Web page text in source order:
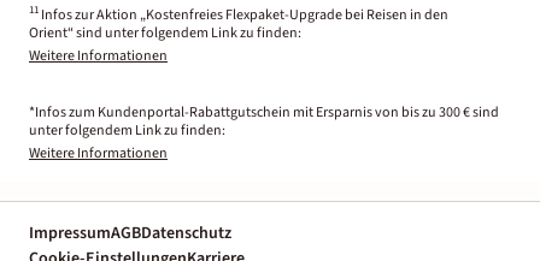
11 Infos zur Aktion „Kostenfreies Flexpaket-Upgrade bei Reisen in den
Orient“ sind unter folgendem Link zu finden:
Weitere Informationen
*Infos zum Kundenportal-Rabattgutschein mit Ersparnis von bis zu 300 € sind
unter folgendem Link zu finden:
Weitere Informationen
ImpressumAGBDatenschutz